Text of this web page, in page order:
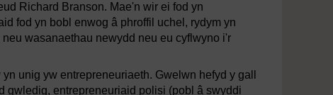
Richard Branson. Mae'n wir ei fod yn
fod yn bobl enwog â phroffil uchel, rydym yn
wasanaethau newydd neu eu cyflwyno i'r
unig yw entrepreneuriaeth. Gwelwn hefyd y gall
gwledig, entrepreneuriaid polisi (pobl â swyddi